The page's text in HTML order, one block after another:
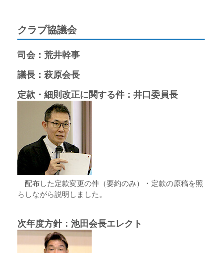
クラブ協議会
司会：荒井幹事
議長：萩原会長
定款・細則改正に関する件：井口委員長
配布した定款変更の件（要約のみ）・定款の原稿を照
らしながら説明しました。
次年度方針：池田会長エレクト